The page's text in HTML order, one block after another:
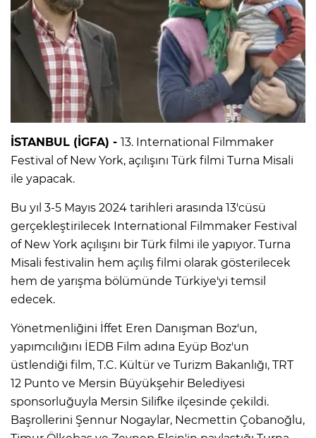
İSTANBUL (İGFA) - 13. International Filmmaker
Festival of New York, açılışını Türk filmi Turna Misali
ile yapacak.
Bu yıl 3-5 Mayıs 2024 tarihleri arasında 13'cüsü
gerçekleştirilecek International Filmmaker Festival
of New York açılışını bir Türk filmi ile yapıyor. Turna
Misali festivalin hem açılış filmi olarak gösterilecek
hem de yarışma bölümünde Türkiye'yi temsil
edecek.
Yönetmenliğini İffet Eren Danışman Boz'un,
yapımcılığını İEDB Film adına Eyüp Boz'un
üstlendiği film, T.C. Kültür ve Turizm Bakanlığı, TRT
12 Punto ve Mersin Büyükşehir Belediyesi
sponsorluğuyla Mersin Silifke ilçesinde çekildi.
Başrollerini Şennur Nogaylar, Necmettin Çobanoğlu,